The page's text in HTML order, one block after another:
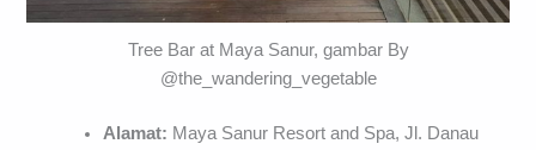
Tree Bar at Maya Sanur, gambar By
@the_wandering_vegetable
Alamat: Maya Sanur Resort and Spa, Jl. Danau